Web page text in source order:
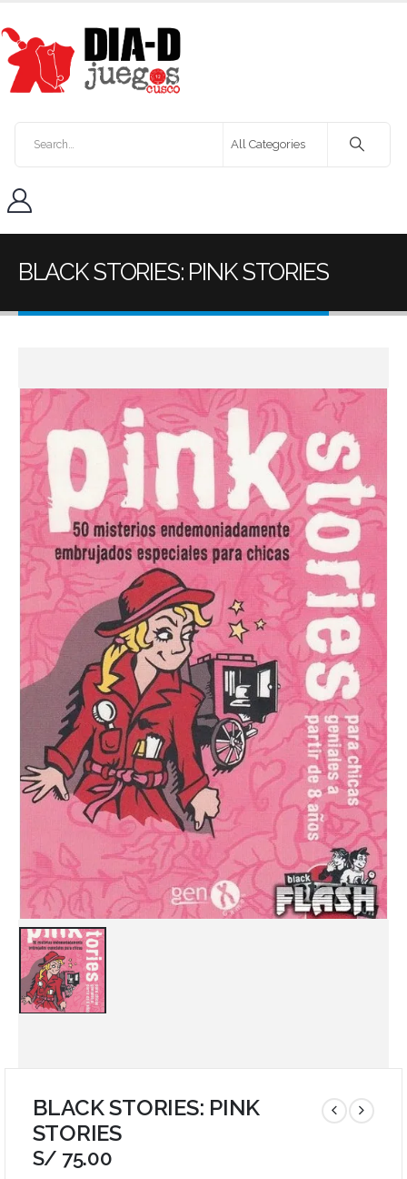
BLACK STORIES: PINK STORIES
BLACK STORIES: PINK
STORIES
S/ 75.00